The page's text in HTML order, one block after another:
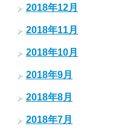
2018年12月
2018年11月
2018年10月
2018年9月
2018年8月
2018年7月